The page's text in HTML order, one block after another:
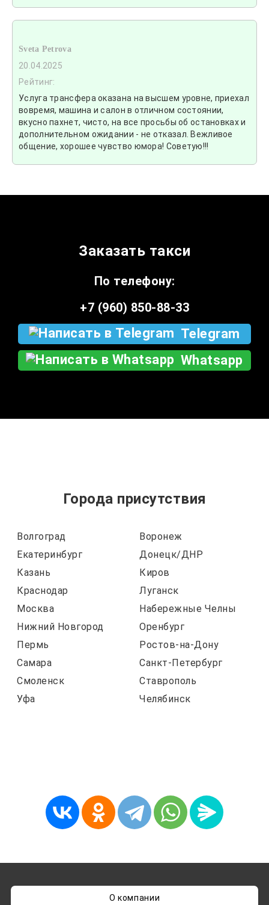
Sveta Petrova
20.04.2025
Рейтинг:
Услуга трансфера оказана на высшем уровне, приехал
вовремя, машина и салон в отличном состоянии,
вкусно пахнет, чисто, на все просьбы об остановках и
дополнительном ожидании - не отказал. Вежливое
общение, хорошее чувство юмора! Советую!!!
Заказать такси
По телефону:
+7 (960) 850-88-33
Telegram
Whatsapp
Города присутствия
Волгоград
Воронеж
Екатеринбург
Донецк/ДНР
Казань
Киров
Краснодар
Луганск
Москва
Набережные Челны
Нижний Новгород
Оренбург
Пермь
Ростов-на-Дону
Самара
Санкт-Петербург
Смоленск
Ставрополь
Уфа
Челябинск
О компании